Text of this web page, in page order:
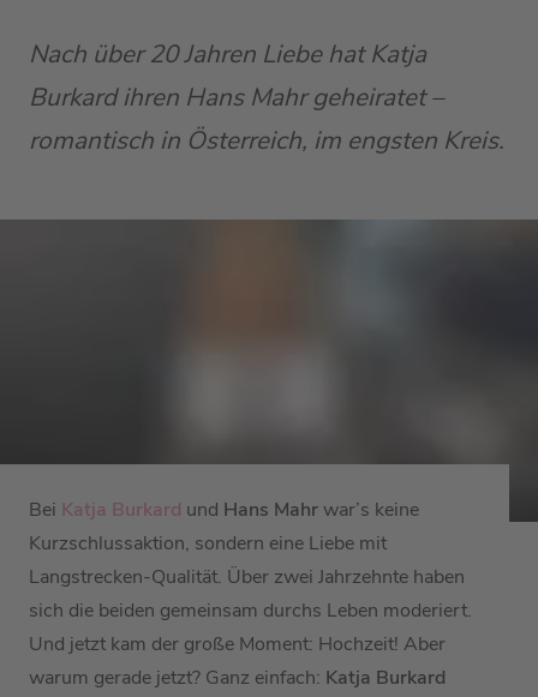
Nach über 20 Jahren Liebe hat Katja
Burkard ihren Hans Mahr geheiratet –
romantisch in Österreich, im engsten Kreis.
Bei Katja Burkard und Hans Mahrwar’s keine
Kurzschlussaktion, sondern eine Liebe mit
Langstrecken-Qualität. Über zwei Jahrzehnte haben
sich die beiden gemeinsam durchs Leben moderiert.
Und jetzt kam der große Moment: Hochzeit! Aber
warum gerade jetzt? Ganz einfach: Katja Burkard